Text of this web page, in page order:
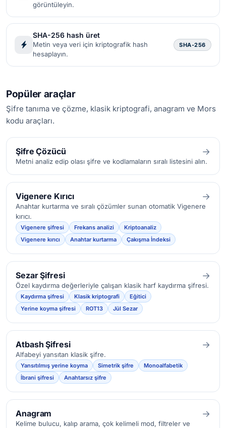
görüntüleyin.
SHA-256 hash üret
Metin veya veri için kriptografik hash
hesaplayın.
SHA-256
Popüler araçlar
Şifre tanıma ve çözme, klasik kriptografi, anagram ve Mors
kodu araçları.
Şifre Çözücü →
Metni analiz edip olası şifre ve kodlamaların sıralı listesini alın.
Vigenere Kırıcı →
Anahtar kurtarma ve sıralı çözümler sunan otomatik Vigenere
kırıcı.
Vigenere şifresi Frekans analizi
Kriptoanaliz
Vigenere kırıcı
Anahtar kurtarma Çakışma İndeksi
Sezar Şifresi →
Özel kaydırma değerleriyle çalışan klasik harf kaydırma şifresi.
Kaydırma şifresi Klasik kriptografi
Eğitici
Yerine koyma şifresi
ROT13 Jül Sezar
Atbash Şifresi →
Alfabeyi yansıtan klasik şifre.
Yansıtılmış yerine koyma Simetrik şifre
Monoalfabetik
İbrani şifresi
Anahtarsız şifre
Anagram →
Kelime bulucu, kalıp arama, çok kelimeli mod, filtreler ve